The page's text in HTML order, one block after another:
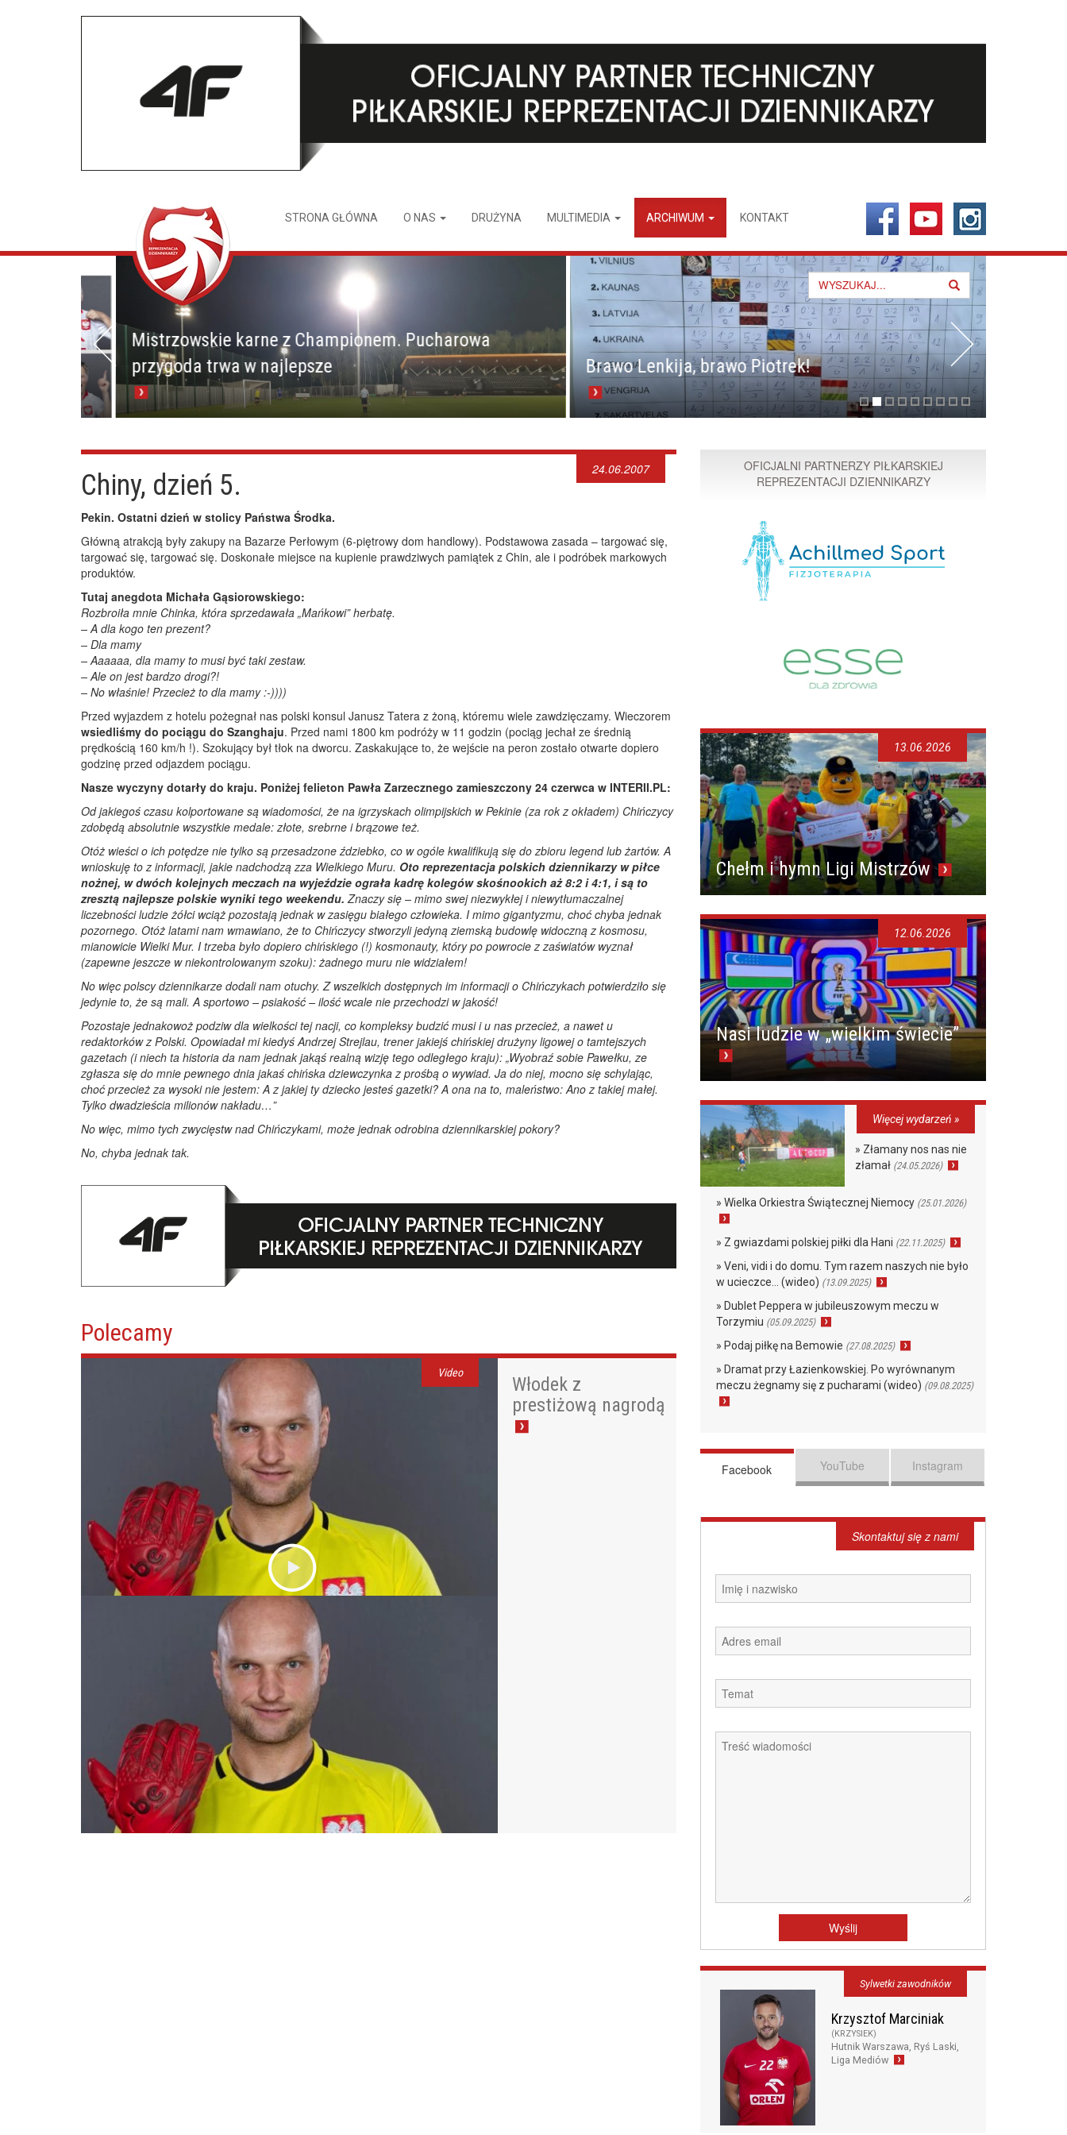
STRONA GŁÓWNA O NAS DRUŻYNA MULTIMEDIA ARCHIWUM KONTAKT
Search
for
Mistrzowskie karne z Championem. Pucharowa
przygoda trwa w najlepsze
Brawo Lenkija, brawo Piotrek!
24.06.2007
Chiny, dzień 5.
Pekin. Ostatni dzień w stolicy Państwa Środka.
Główną atrakcją były zakupy na Bazarze Perłowym (6-piętrowy dom handlowy). Podstawowa zasada – targować się,
targować się, targować się. Doskonałe miejsce na kupienie prawdziwych pamiątek z Chin, ale i podróbek markowych
produktów.
Tutaj anegdota Michała Gąsiorowskiego:
Rozbroiła mnie Chinka, która sprzedawała „Mańkowi” herbatę.
– A dla kogo ten prezent?
– Dla mamy
– Aaaaaa, dla mamy to musi być taki zestaw.
– Ale on jest bardzo drogi?!
– No właśnie! Przecież to dla mamy :-))))
Przed wyjazdem z hotelu pożegnał nas polski konsul Janusz Tatera z żoną, któremu wiele zawdzięczamy. Wieczorem
wsiedliśmy do pociągu do Szanghaju. Przed nami 1800 km podróży w 11 godzin (pociąg jechał ze średnią
prędkością 160 km/h !). Szokujący był tłok na dworcu. Zaskakujące to, że wejście na peron zostało otwarte dopiero
godzinę przed odjazdem pociągu.
Nasze wyczyny dotarły do kraju. Poniżej felieton Pawła Zarzecznego zamieszczony 24 czerwca w INTERII.PL:
Od jakiegoś czasu kolportowane są wiadomości, że na igrzyskach olimpijskich w Pekinie (za rok z okładem) Chińczycy
zdobędą absolutnie wszystkie medale: złote, srebrne i brązowe też.
Otóż wieści o ich potędze nie tylko są przesadzone ździebko, co w ogóle kwalifikują się do zbioru legend lub żartów. A
wnioskuję to z informacji, jakie nadchodzą zza Wielkiego Muru. Oto reprezentacja polskich dziennikarzy w piłce
nożnej, w dwóch kolejnych meczach na wyjeździe ograła kadrę kolegów skośnookich aż 8:2 i 4:1, i są to
zresztą najlepsze polskie wyniki tego weekendu. Znaczy się – mimo swej niezwykłej i niewytłumaczalnej
liczebności ludzie żółci wciąż pozostają jednak w zasięgu białego człowieka. I mimo gigantyzmu, choć chyba jednak
pozornego. Otóż latami nam wmawiano, że to Chińczycy stworzyli jedyną ziemską budowlę widoczną z kosmosu,
mianowicie Wielki Mur. I trzeba było dopiero chińskiego (!) kosmonauty, który po powrocie z zaświatów wyznał
(zapewne jeszcze w niekontrolowanym szoku): żadnego muru nie widziałem!
No więc polscy dziennikarze dodali nam otuchy. Z wszelkich dostępnych im informacji o Chińczykach potwierdziło się
jedynie to, że są mali. A sportowo – psiakość – ilość wcale nie przechodzi w jakość!
Pozostaje jednakowoż podziw dla wielkości tej nacji, co kompleksy budzić musi i u nas przecież, a nawet u
redaktorków z Polski. Opowiadał mi kiedyś Andrzej Strejlau, trener jakiejś chińskiej drużyny ligowej o tamtejszych
gazetach (i niech ta historia da nam jednak jakąś realną wizję tego odległego kraju): „Wyobraź sobie Pawełku, ze
zgłasza się do mnie pewnego dnia jakaś chińska dziewczynka z prośbą o wywiad. Ja do niej, mocno się schylając,
choć przecież za wysoki nie jestem: A z jakiej ty dziecko jesteś gazetki? A ona na to, maleństwo: Ano z takiej małej.
Tylko dwadzieścia milionów nakładu…”
No więc, mimo tych zwycięstw nad Chińczykami, może jednak odrobina dziennikarskiej pokory?
No, chyba jednak tak.
Polecamy
Video
Włodek z
prestiżową nagrodą
OFICJALNI PARTNERZY PIŁKARSKIEJ
REPREZENTACJI DZIENNIKARZY
Chełm i hymn Ligi Mistrzów
13.06.2026
Nasi ludzie w „wielkim świecie”
12.06.2026
Więcej wydarzeń »
» Złamany nos nas nie
złamał (24.05.2026)
» Wielka Orkiestra Świątecznej Niemocy (25.01.2026)
» Z gwiazdami polskiej piłki dla Hani (22.11.2025)
» Veni, vidi i do domu. Tym razem naszych nie było
w ucieczce… (wideo) (13.09.2025)
» Dublet Peppera w jubileuszowym meczu w
Torzymiu (05.09.2025)
» Podaj piłkę na Bemowie (27.08.2025)
» Dramat przy Łazienkowskiej. Po wyrównanym
meczu żegnamy się z pucharami (wideo) (09.08.2025)
Facebook YouTube Instagram
Skontaktuj się z nami
Krzysztof Marciniak
(KRZYSIEK)
Hutnik Warszawa, Ryś Laski,
Liga Mediów
Sylwetki zawodników